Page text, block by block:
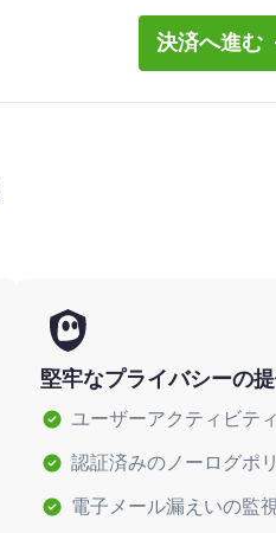
決済へ進む
堅牢なプライバシーの
ユーザーアクティビテ
認証済みのノーログポ
電子メール漏えいの監視